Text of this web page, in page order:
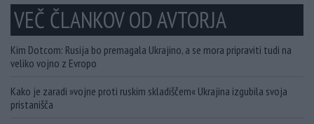
VEČ ČLANKOV OD AVTORJA
Kim Dotcom: Rusija bo premagala Ukrajino, a se mora pripraviti tudi na
veliko vojno z Evropo
Kako je zaradi »vojne proti ruskim skladiščem« Ukrajina izgubila svoja
pristanišča